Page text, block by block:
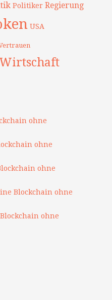
Politiker Regierung
USA
Wirtschaft
ohne
ohne
ohne
Blockchain ohne
ohne